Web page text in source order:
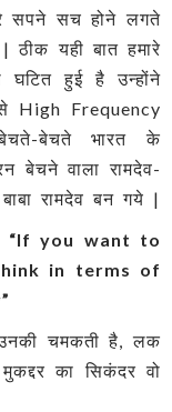
सपने सच होने लगते
ठीक यही बात हमारे
घटित हुई है उन्होंने
High Frequency
बेचते भारत के
बेचने वाला रामदेव-
रामदेव बन गये |
“If you want to
in terms of
उनकी चमकती है, लक
का सिकंदर वो